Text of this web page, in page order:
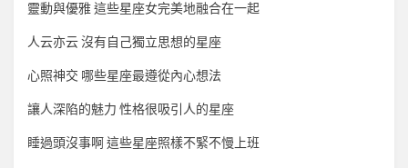
靈動與優雅 這些星座女完美地融合在一起
人云亦云 沒有自己獨立思想的星座
心照神交 哪些星座最遵從內心想法
讓人深陷的魅力 性格很吸引人的星座
睡過頭沒事啊 這些星座照樣不緊不慢上班